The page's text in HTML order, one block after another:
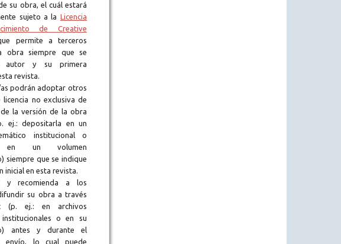
su obra, el cuál estará
sujeto a la Licencia
de Creative
permite a terceros
obra siempre que se
autor y su primera
revista.
podrán adoptar otros
licencia no exclusiva de
la versión de la obra
ej.: depositarla en un
institucional o
en un volumen
siempre que se indique
inicial en esta revista.
y recomienda a los
su obra a través
(p. ej.: en archivos
institucionales o en su
antes y durante el
envío, lo cual puede